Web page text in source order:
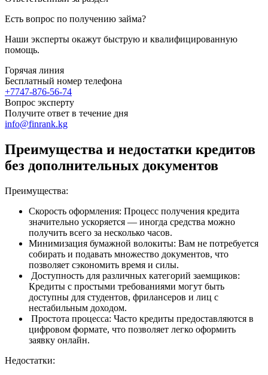
Есть вопрос по получению займа?
Наши эксперты окажут быструю и квалифицированную
помощь.
Горячая линия
Бесплатный номер телефона
+7747-876-56-74
Вопрос эксперту
Получите ответ в течение дня
info@finrank.kg
Преимущества и недостатки кредитов
без дополнительных документов
Преимущества:
Скорость оформления: Процесс получения кредита
значительно ускоряется — иногда средства можно
получить всего за несколько часов.
Минимизация бумажной волокиты: Вам не потребуется
собирать и подавать множество документов, что
позволяет сэкономить время и силы.
Доступность для различных категорий заемщиков:
Кредиты с простыми требованиями могут быть
доступны для студентов, фрилансеров и лиц с
нестабильным доходом.
Простота процесса: Часто кредиты предоставляются в
цифровом формате, что позволяет легко оформить
заявку онлайн.
Недостатки: